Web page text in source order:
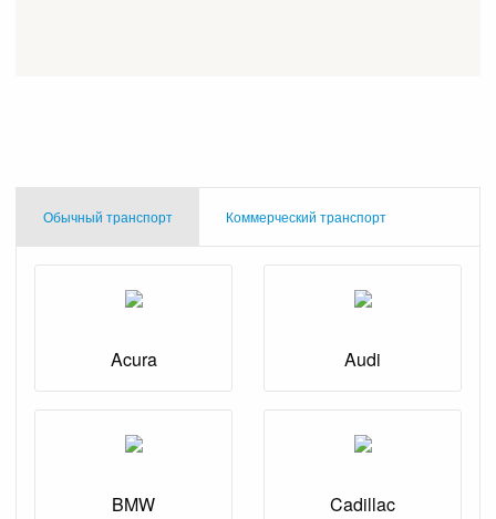
Обычный транспорт Коммерческий транспорт
Acura Audi
BMW Cadillac